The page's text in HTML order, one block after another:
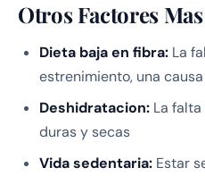
Otros Factores
Dieta baja en fibra: La
estrenimiento, una
Deshidratacion: La
duras y secas
Vida sedentaria: Estar